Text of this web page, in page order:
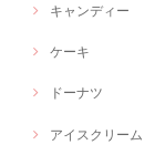
キャンディー
ケーキ
ドーナツ
アイスクリーム